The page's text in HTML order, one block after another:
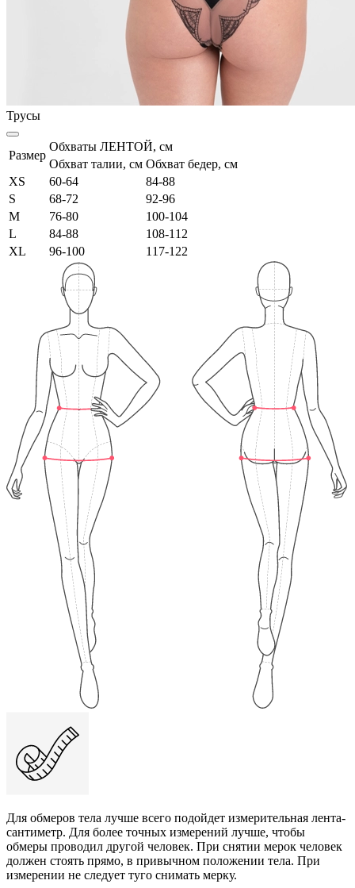
Трусы
Размер
Обхваты ЛЕНТОЙ, см
Обхват талии, см Обхват бедер, см
XS
60-64
84-88
S
68-72
92-96
M
76-80
100-104
L
84-88
108-112
XL
96-100 117-122
Для обмеров тела лучше всего подойдет измерительная лента-
сантиметр. Для более точных измерений лучше, чтобы
обмеры проводил другой человек. При снятии мерок человек
должен стоять прямо, в привычном положении тела. При
измерении не следует туго снимать мерку.